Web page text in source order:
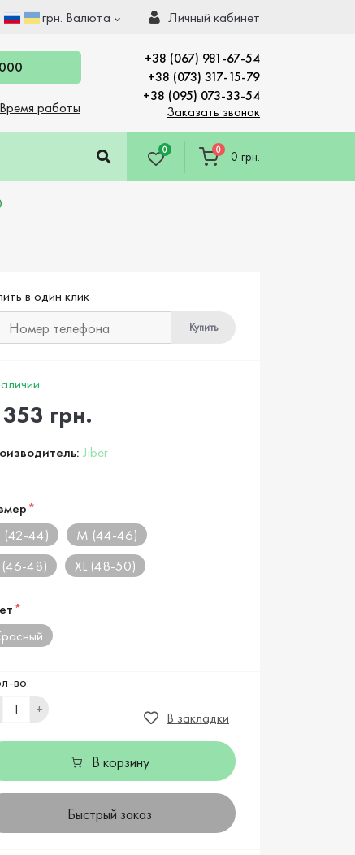
грн. Валюта Личный кабинет
Время работы
+38 (067) 981-67-54
+38 (073) 317-15-79
+38 (095) 073-33-54
Заказать звонок
0 0 0 грн.
в один клик
Купить
грн.
Jiber
*
(42-44)
M (44-46)
(46-48)
XL (48-50)
*
во:
+
В закладки
В корзину
Быстрый заказ